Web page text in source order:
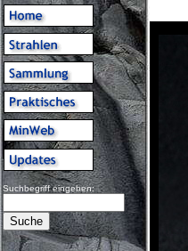
Suchbegriff eingeben: